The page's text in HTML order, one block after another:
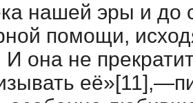
нашей эры и до
помощи,
И она не